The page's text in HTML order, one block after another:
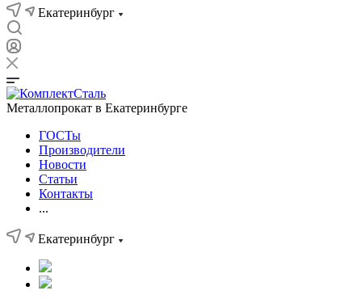
Екатеринбург
Металлопрокат в Екатеринбурге
ГОСТы
Производители
Новости
Статьи
Контакты
...
Екатеринбург